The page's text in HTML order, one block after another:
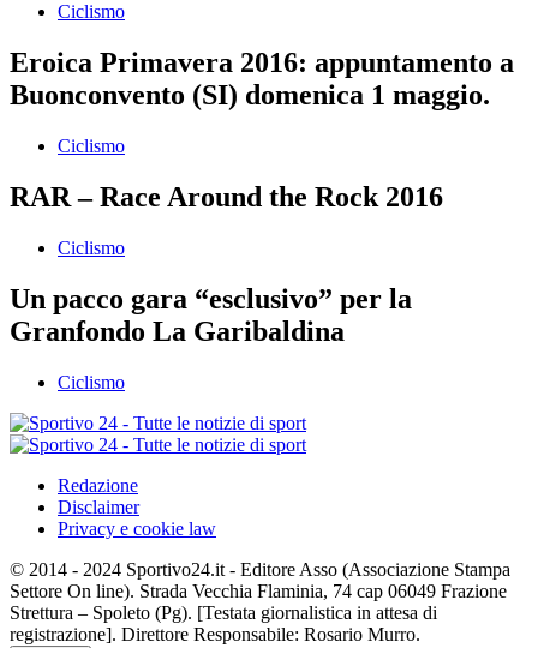
Ciclismo
Eroica Primavera 2016: appuntamento a
Buonconvento (SI) domenica 1 maggio.
Ciclismo
RAR – Race Around the Rock 2016
Ciclismo
Un pacco gara “esclusivo” per la
Granfondo La Garibaldina
Ciclismo
Redazione
Disclaimer
Privacy e cookie law
© 2014 - 2024 Sportivo24.it - Editore Asso (Associazione Stampa
Settore On line). Strada Vecchia Flaminia, 74 cap 06049 Frazione
Strettura – Spoleto (Pg). [Testata giornalistica in attesa di
registrazione]. Direttore Responsabile: Rosario Murro.